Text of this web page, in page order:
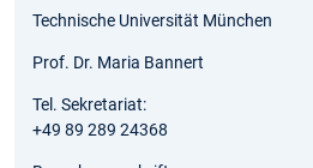
Technische Universität München
Prof. Dr. Maria Bannert
Tel. Sekretariat:
+49 89 289 24368